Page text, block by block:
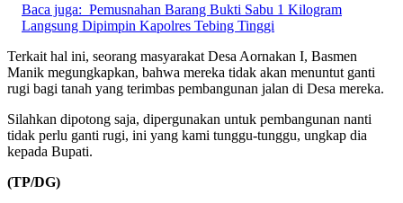
Baca juga: Pemusnahan Barang Bukti Sabu 1 Kilogram
Langsung Dipimpin Kapolres Tebing Tinggi
Terkait hal ini, seorang masyarakat Desa Aornakan I, Basmen
Manik megungkapkan, bahwa mereka tidak akan menuntut ganti
rugi bagi tanah yang terimbas pembangunan jalan di Desa mereka.
Silahkan dipotong saja, dipergunakan untuk pembangunan nanti
tidak perlu ganti rugi, ini yang kami tunggu-tunggu, ungkap dia
kepada Bupati.
(TP/DG)